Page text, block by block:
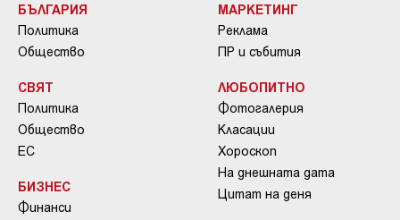
БЪЛГАРИЯ
Политика
Общество
СВЯТ
Политика
Общество
ЕС
БИЗНЕС
Финанси
МАРКЕТИНГ
Реклама
ПР и събития
ЛЮБОПИТНО
Фотогалерия
Класации
Хороскоп
На днешната дата
Цитат на деня